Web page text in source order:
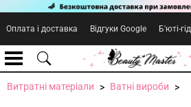
Оплата і доставка Відгуки Google Б'юті-гід
Витратні матеріали Ватні вироби